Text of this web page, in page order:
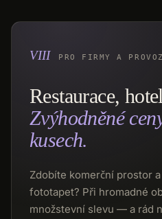
PRO FIRMY A
Restaurace,
Zvýhodněné
kusech.
Zdobíte komerční prostor
fototapet? Při hromadné
množstevní slevu — a rád